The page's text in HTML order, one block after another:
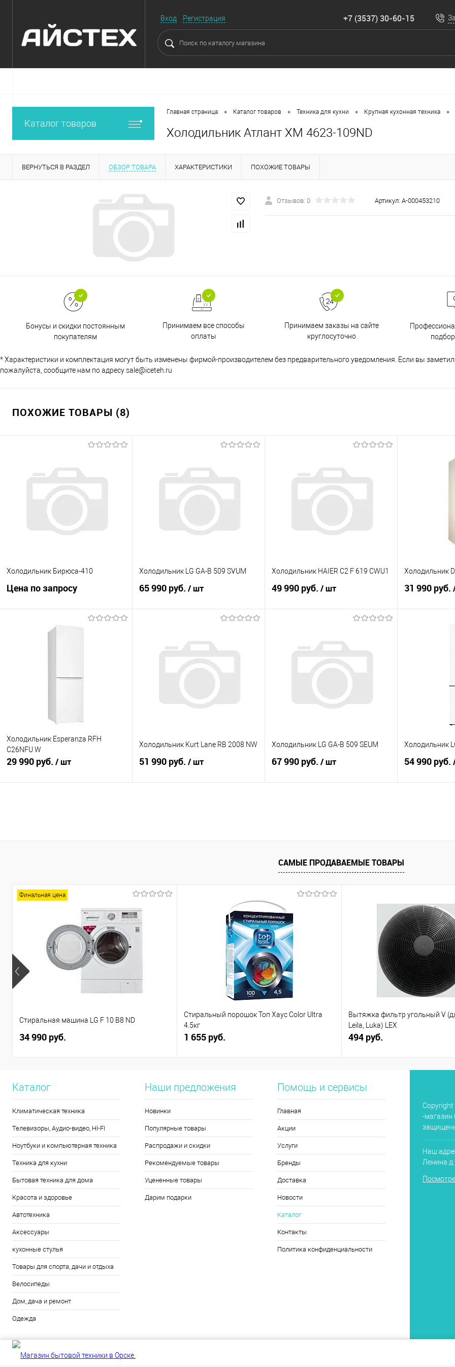
Вход Регистрация +7 (3537) 30-60-15
Каталог товаров
Главная страница • Каталог товаров • Техника для кухни • Крупная кухонная техника •
Холодильник Атлант ХM 4623-109ND
ВЕРНУТЬСЯ В РАЗДЕЛ ОБЗОР ТОВАРА ХАРАКТЕРИСТИКИ ПОХОЖИЕ ТОВАРЫ
Отзывов: 0 Артикул: А-000453210
Бонусы и скидки постоянным
покупателям
Принимаем все способы
оплаты
Принимаем заказы на сайте
круглосуточно
* Характеристики и комплектация могут быть изменены фирмой-производителем без предварительного уведомления. Если вы
пожалуйста, сообщите нам по адресу sale@iceteh.ru
ПОХОЖИЕ ТОВАРЫ (8)
Холодильник Бирюса-410
Цена по запросу
Запросить цену
Холодильник LG GA-B 509 SVUM
65 990 руб. / шт
Купить в 1 клик
К сравнению
В избранное
В наличии
Холодильник HAIER C2 F 619 CWU1
49 990 руб. / шт
Купить в 1 клик
К сравнению
В избранное
В наличии
Холодильник
31 990 руб.
Холодильник Esperanza RFH
C26NFU W
29 990 руб. / шт
В избранное
В наличии
Холодильник Kurt Lane RB 2008 NW
51 990 руб. / шт
В избранное
В наличии
Холодильник LG GA-B 509 SEUM
67 990 руб. / шт
В избранное
В наличии
Холодильник
54 990 руб.
В избранное
САМЫЕ ПРОДАВАЕМЫЕ ТОВАРЫ
Финальная цена
Стиральная машина LG F 10 B8 ND
34 990 руб.
Стиральный порошок Топ Хаус Color Ultra
4.5кг
1 655 руб.
Вытяжка фильтр угольный V
Leila, Luka) LEX
494 руб.
Каталог
Климатическая техника
Телевизоры, Аудио-видео, HI-FI
Ноутбуки и компьютерная техника
Техника для кухни
Бытовая техника для дома
Красота и здоровье
Автотехника
Аксессуары
кухонные стулья
Товары для спорта, дачи и отдыха
Велосипеды
Дом, дача и ремонт
Одежда
Наши предложения
Новинки
Популярные товары
Распродажи и скидки
Рекомендуемые товары
Уцененные товары
Дарим подарки
Помощь и сервисы
Главная
Акции
Услуги
Бренды
Доставка
Новости
Каталог
Контакты
Политика конфиденциальности
-магазин
Наш
Ленина